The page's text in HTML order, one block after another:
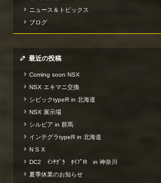
ニュース＆トピックス
ブログ
最近の投稿
Coming soon NSX
NSX エキマニ交換
シビックtypeR in 北海道
NSX 展示場
シルビア in 群馬
インテグラtypeR in 北海道
N S X
DC2 ｲﾝﾃｸﾞﾗ ﾀｲﾌﾟR in 神奈川
夏季休業のお知らせ